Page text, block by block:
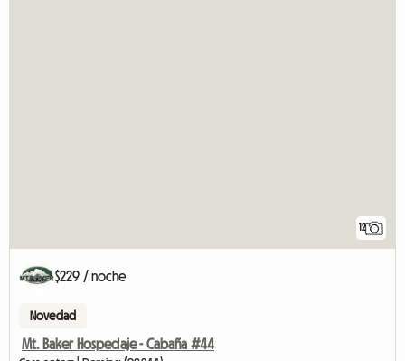
12
$229 / noche
Novedad
Mt. Baker Hospedaje - Cabaña #44